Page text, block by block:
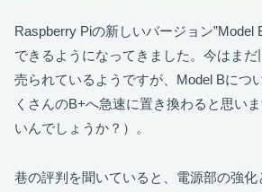
Raspberry Piの新しいバージョン”Model
できるようになってきました。今はまだ
売られているようですが、Model Bにつ
くさんのB+へ急速に置き換わると思い
いんでしょうか？）。
巷の評判を聞いていると、電源部の強